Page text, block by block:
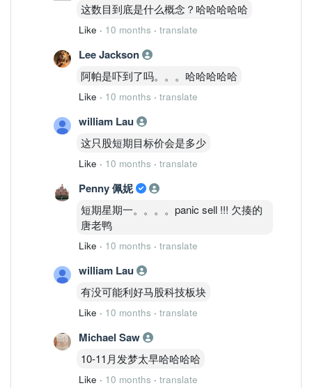
这数目到底是什么概念？哈哈哈哈哈
Like · 10 months · translate
Lee Jackson
阿帕是吓到了吗。。。哈哈哈哈哈
Like · 10 months · translate
william Lau
这只股短期目标价会是多少
Like · 10 months · translate
Penny 佩妮
短期星期一。。。。panic sell !!! 欠揍的
唐老鸭
Like · 10 months · translate
william Lau
有没可能利好马股科技板块
Like · 10 months · translate
Michael Saw
10-11月发梦太早哈哈哈哈
Like · 10 months · translate